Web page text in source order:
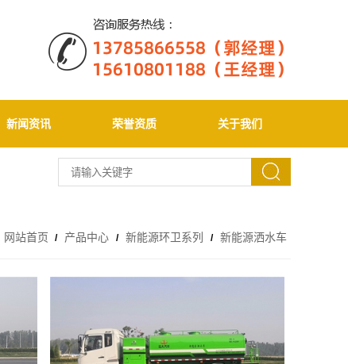
新闻资讯 荣誉资质 关于我们
网站首页 / 产品中心 / 新能源环卫系列 / 新能源洒水车